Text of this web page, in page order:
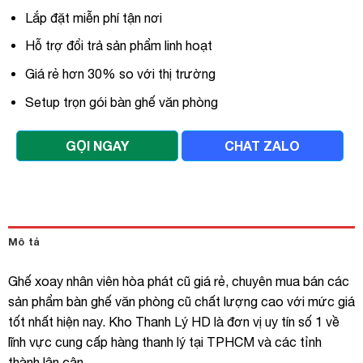
Lắp đặt miễn phí tận nơi
Hỗ trợ đổi trả sản phẩm linh hoạt
Giá rẻ hơn 30% so với thị trường
Setup trọn gói bàn ghế văn phòng
GỌI NGAY CHAT ZALO
Mô tả
Ghế xoay nhân viên hòa phát cũ giá rẻ, chuyên mua bán các
sản phẩm bàn ghế văn phòng cũ chất lượng cao với mức giá
tốt nhất hiện nay. Kho Thanh Lý HD là đơn vị uy tín số 1 về
lĩnh vực cung cấp hàng thanh lý tại TPHCM và các tỉnh